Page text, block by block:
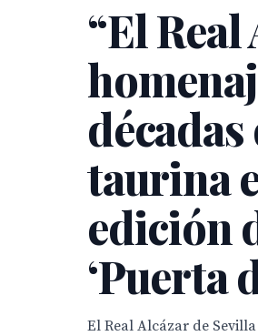
“El
taurina
edición
‘Puerta
El Real Alcázar de